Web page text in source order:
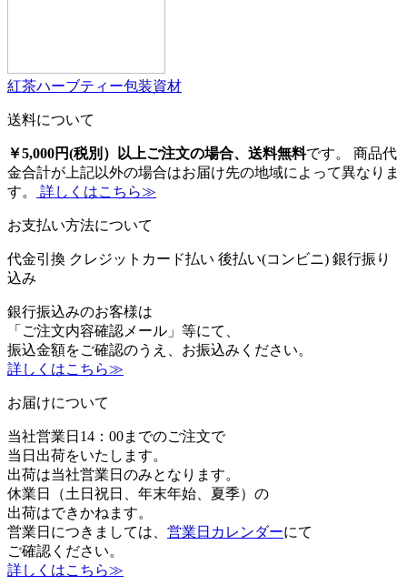
紅茶ハーブティー包装資材
送料について
￥5,000円(税別）以上ご注文の場合、送料無料です。 商品代
金合計が上記以外の場合はお届け先の地域によって異なりま
す。
詳しくはこちら≫
お支払い方法について
代金引換 クレジットカード払い 後払い(コンビニ) 銀行振り
込み
銀行振込みのお客様は
「ご注文内容確認メール」等にて、
振込金額をご確認のうえ、お振込みください。
詳しくはこちら≫
お届けについて
当社営業日14：00までのご注文で
当日出荷をいたします。
出荷は当社営業日のみとなります。
休業日（土日祝日、年末年始、夏季）の
出荷はできかねます。
営業日につきましては、 営業日カレンダーにて
ご確認ください。
詳しくはこちら≫